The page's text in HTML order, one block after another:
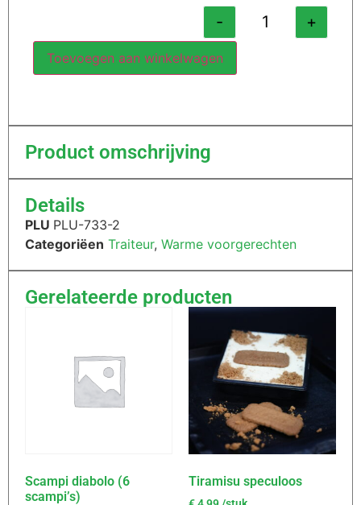
- +
Toevoegen aan winkelwagen
Product omschrijving
Details
PLU PLU-733-2
Categoriëen Traiteur, Warme voorgerechten
Gerelateerde producten
Scampi diabolo (6
scampi’s)
Tiramisu speculoos